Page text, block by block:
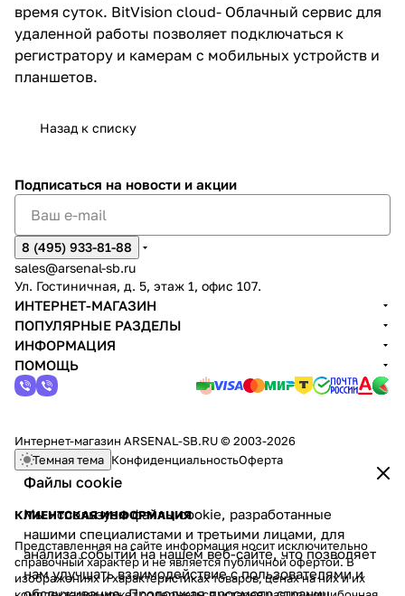
время суток. BitVision cloud- Облачный сервис для
удаленной работы позволяет подключаться к
регистратору и камерам с мобильных устройств и
планшетов.
Назад к списку
Файлы cookie
Мы используем файлы cookie, разработанные
нашими специалистами и третьими лицами, для
анализа событий на нашем веб-сайте, что позволяет
нам улучшать взаимодействие с пользователями и
Подписаться на новости и акции
8 (495) 933-81-88
sales@arsenal-sb.ru
Ул. Гостиничная, д. 5, этаж 1, офис 107.
ИНТЕРНЕТ-МАГАЗИН
ПОПУЛЯРНЫЕ РАЗДЕЛЫ
ИНФОРМАЦИЯ
ПОМОЩЬ
Интернет-магазин ARSENAL-SB.RU © 2003-2026
Темная тема КонфиденциальностьОферта
КЛИЕНТСКАЯ ИНФОРМАЦИЯ
Представленная на сайте информация носит исключительно
справочный характер и не является публичной офертой. В
изображениях и характеристиках товаров, ценах на них и их